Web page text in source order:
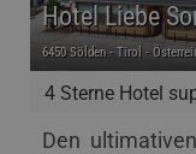
4 Sterne Hotel
Hotel Liebe
6450 Sölden - Tirol -
Den